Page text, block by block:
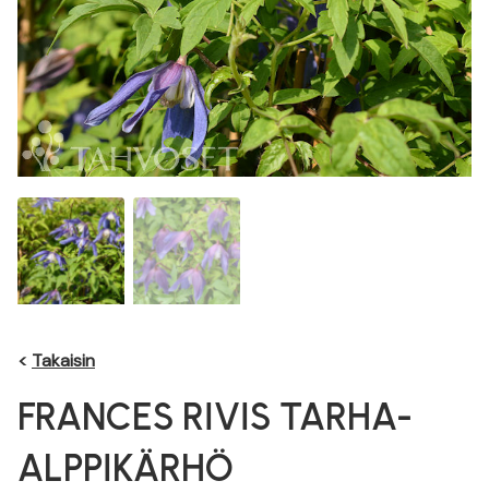
< Takaisin
FRANCES RIVIS TARHA-
ALPPIKÄRHÖ